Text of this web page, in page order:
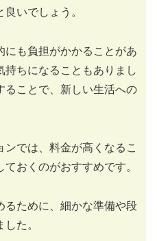
いでしょう。
にも負担がかかることがあ
持ちになることもありまし
ることで、新しい生活への
では、料金が高くなるこ
おくのがおすすめです。
るために、細かな準備や段
た。